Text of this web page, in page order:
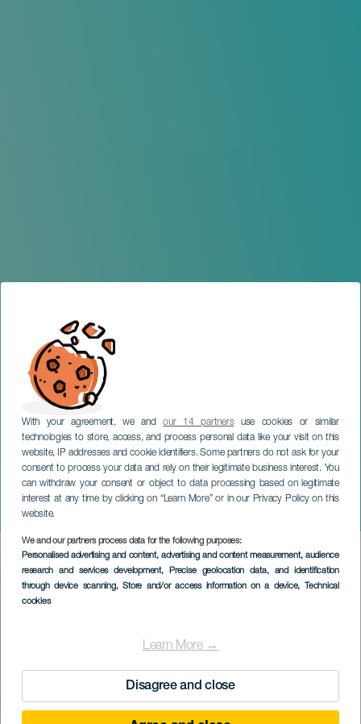
With your agreement, we andour 14 partnersuse cookies or similar
technologies to store, access, and process personal data like your visit on this
website, IP addresses and cookie identifiers. Some partners do not ask for your
consent to process your data and rely on their legitimate business interest. You
can withdraw your consent or object to data processing based on legitimate
interest at any time by clicking on “Learn More” or in our Privacy Policy on this
website.
We and our partners process data for the following purposes:
Personalised advertising and content, advertising and content measurement, audience
research and services development, Precise geolocation data, and identification
through device scanning, Store and/or access information on a device, Technical
cookies
Learn More →
Disagree and close
Heilige Week in Arafo
TENERIFE
Imagen
Listado